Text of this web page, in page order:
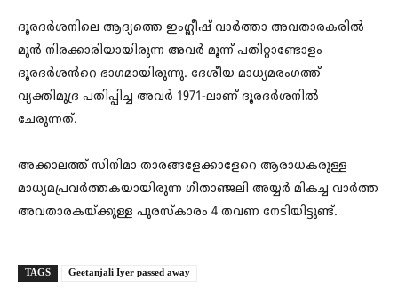
ദൂരദർശനിലെ ആദ്യത്തെ ഇംഗ്ലീഷ് വാർത്താ അവതാരകരിൽ
മുൻ നിരക്കാരിയായിരുന്ന അവർ മൂന്ന് പതിറ്റാണ്ടോളം
ദൂരദർശൻറെ ഭാഗമായിരുന്നു. ദേശീയ മാധ്യമരംഗത്ത്
വ്യക്തിമുദ്ര പതിപ്പിച്ച അവർ 1971-ലാണ് ദൂരദർശനിൽ
ചേരുന്നത്.
അക്കാലത്ത് സിനിമാ താരങ്ങളേക്കാളേറെ ആരാധകരുള്ള
മാധ്യമപ്രവർത്തകയായിരുന്ന ഗീതാഞ്ജലി അയ്യർ മികച്ച വാർത്ത
അവതാരകയ്ക്കുള്ള പുരസ്‌കാരം 4 തവണ നേടിയിട്ടുണ്ട്.
TAGS Geetanjali Iyer passed away